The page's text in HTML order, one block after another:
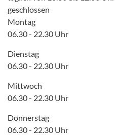
geschlossen
Montag
06.30 - 22.30 Uhr
Dienstag
06.30 - 22.30 Uhr
Mittwoch
06.30 - 22.30 Uhr
Donnerstag
06.30 - 22.30 Uhr